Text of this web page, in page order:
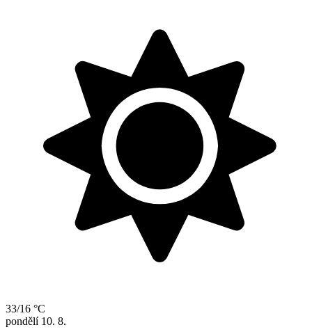
33/16 °C
pondělí 10. 8.